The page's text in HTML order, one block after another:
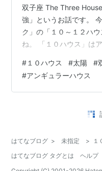
双子座 The Three
強」というお話です。
ク」の「１０～１２ハ
ね。 「１０ハウス」は
力を使って、「１１ハ
て、「１２ハウス」で
今回はその「アンギュ
をきちんと育成できな
# １０ハウス #太陽 #
#アンギュラーハウス
はてなブログ > 未指定 >
１
はてなブログ タグとは
ヘルプ